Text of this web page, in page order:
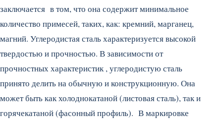
заключается в том, что она содержит минимальное
количество примесей, таких, как: кремний, марганец,
магний. Углеродистая сталь характеризуется высокой
твердостью и прочностью. В зависимости от
прочностных характеристик , углеродистую сталь
принято делить на обычную и конструкционную. Она
может быть как холоднокатаной (листовая сталь), так и
горячекатаной (фасонный профиль). В маркировке